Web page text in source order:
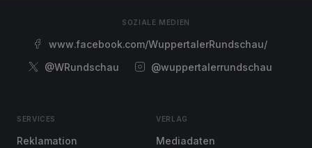
SOZIALE MEDIEN
www.facebook.com/WuppertalerRundschau/
@WRundschau
@wuppertalerrundschau
SERVICES
Reklamation
VERLAG
Mediadaten